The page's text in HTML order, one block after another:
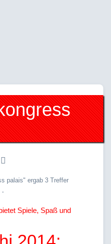
palais" ergab 3 Treffer
.